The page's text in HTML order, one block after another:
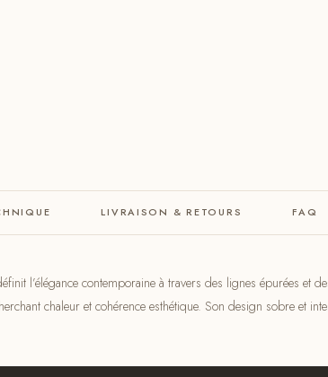
LIVRAISON & RETOURS FAQ
l’élégance contemporaine à travers des lignes épurées
chaleur et cohérence esthétique. Son design sobre et